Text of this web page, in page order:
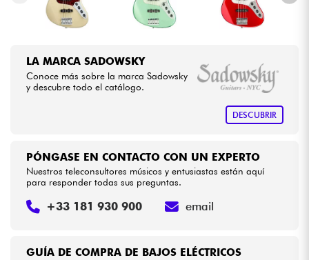
LA MARCA SADOWSKY
Conoce más sobre la marca Sadowsky
y descubre todo el catálogo.
DESCUBRIR
GUÍA DE COMPRA DE BAJOS ELÉCTRICOS
PÓNGASE EN CONTACTO CON UN EXPERTO
Nuestros teleconsultores músicos y entusiastas están aquí
para responder todas sus preguntas.
+33 181 930 900 email